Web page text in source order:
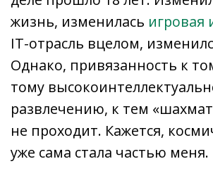
жизнь, изменилась игровая
IT-отрасль вцелом,
Однако, привязанность к
тому
развлечению, к тем
не проходит. Кажется,
уже сама стала частью меня.